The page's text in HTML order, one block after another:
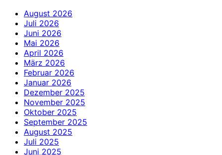
August 2026
Juli 2026
Juni 2026
Mai 2026
April 2026
März 2026
Februar 2026
Januar 2026
Dezember 2025
November 2025
Oktober 2025
September 2025
August 2025
Juli 2025
Juni 2025